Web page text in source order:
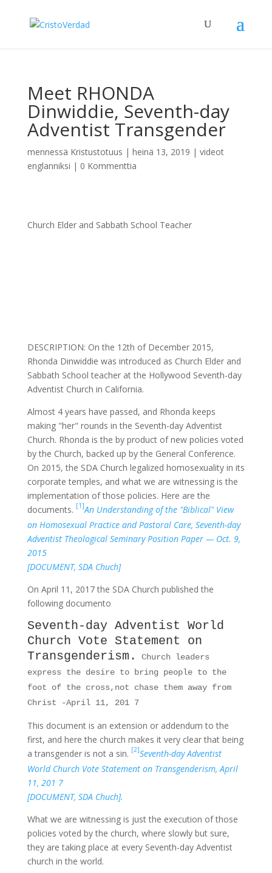
Meet RHONDA
Dinwiddie, Seventh-day
Adventist Transgender
mennessä Kristustotuus | heinä 13, 2019 | videot
englanniksi | 0 Kommenttia
Church Elder and Sabbath School Teacher
DESCRIPTION: On the 12th of December 2015,
Rhonda Dinwiddie was introduced as Church Elder and
Sabbath School teacher at the Hollywood Seventh-day
Adventist Church in California.
Almost 4 years have passed, and Rhonda keeps
making "her" rounds in the Seventh-day Adventist
Church. Rhonda is the by product of new policies voted
by the Church, backed up by the General Conference.
On 2015, the SDA Church legalized homosexuality in its
corporate temples, and what we are witnessing is the
implementation of those policies. Here are the
documents. [1]An Understanding of the "Biblical" View
on Homosexual Practice and Pastoral Care, Seventh-day
Adventist Theological Seminary Position Paper — Oct. 9,
2015
[DOCUMENT, SDA Chuch]
On April 11, 2017 the SDA Church published the
following documento
Seventh-day Adventist World
Church Vote Statement on
Transgenderism.
Church leaders
express the desire to bring people to the
foot of the cross,not chase them away from
Christ -April 11, 201 7
This document is an extension or addendum to the
first, and here the church makes it very clear that being
a transgender is not a sin. [2]Seventh-day Adventist
World Church Vote Statement on Transgenderism, April
11, 201 7
[DOCUMENT, SDA Chuch].
What we are witnessing is just the execution of those
policies voted by the church, where slowly but sure,
they are taking place at every Seventh-day Adventist
church in the world.